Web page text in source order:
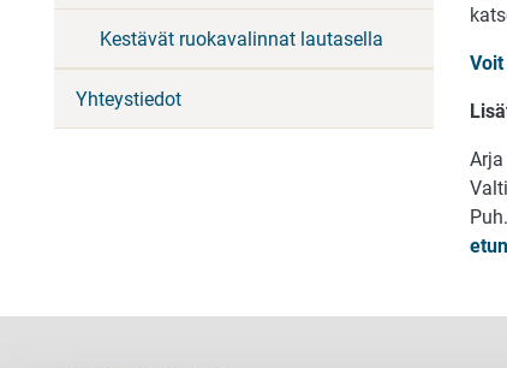
Kestävät ruokavalinnat lautasella
Yhteystiedot